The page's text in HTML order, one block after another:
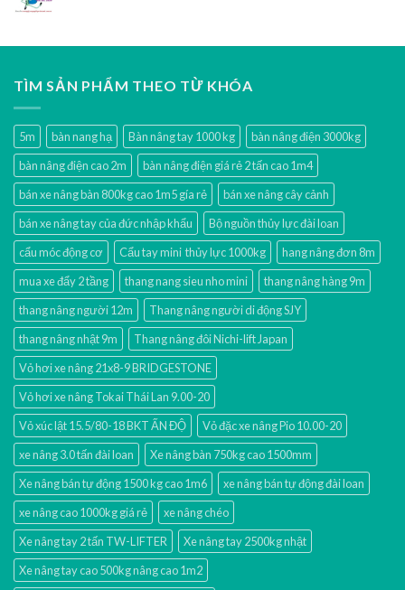
TÌM SẢN PHẨM THEO TỪ KHÓA
5m bàn nang hạ Bàn nâng tay 1000 kg
bàn nâng điện 3000kg
bàn nâng điện cao 2m
bàn nâng điện giá rẻ 2 tấn cao 1m4
bán xe nâng bàn 800kg cao 1m5 gía rẻ
bán xe nâng cây cảnh
bán xe nâng tay của đức nhập khẩu
Bộ nguồn thủy lực đài loan
cẩu móc động cơ
Cẩu tay mini thủy lực 1000kg
hang nâng đơn 8m
mua xe đẩy 2 tầng
thang nang sieu nho mini
thang nâng hàng 9m
thang nâng người 12m
Thang nâng người di động SJY
thang nâng nhật 9m
Thang nâng đôi Nichi-lift Japan
Vỏ hơi xe nâng 21x8-9 BRIDGESTONE
Vỏ hơi xe nâng Tokai Thái Lan 9.00-20
Vỏ xúc lật 15.5/80-18 BKT ẤN ĐỘ
Vỏ đặc xe nâng Pio 10.00-20
xe nâng 3.0 tấn đài loan
Xe nâng bàn 750kg cao 1500mm
Xe nâng bán tự động 1500 kg cao 1m6
xe nâng bán tự động đài loan
xe nâng cao 1000kg giá rẻ
xe nâng chéo
Xe nâng tay 2 tấn TW-LIFTER
Xe nâng tay 2500kg nhật
Xe nâng tay cao 500kg nâng cao 1m2